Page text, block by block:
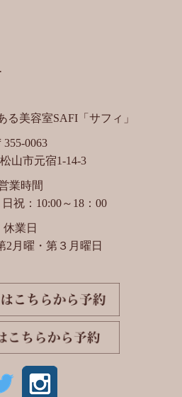
る美容室SAFI「サフィ」
355-0063
山市元宿1-14-3
業時間
祝：10:00～18：00
休業日
2月曜・第３月曜日